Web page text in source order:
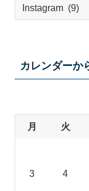
カレンダーか
月 火
3 4